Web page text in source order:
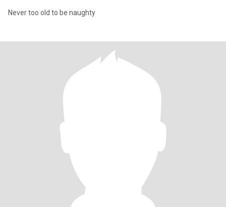
Never too old to be naughty